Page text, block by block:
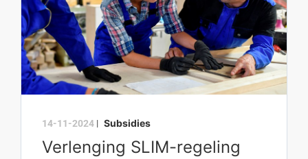
14-11-2024 | Subsidies
Verlenging SLIM-regeling